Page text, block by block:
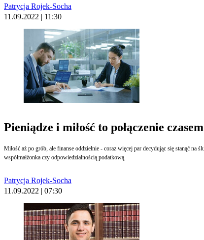
Patrycja Rojek-Socha
11.09.2022 | 11:30
Pieniądze i miłość to połączenie
Miłość aż po grób, ale finanse oddzielnie - coraz więcej par decydując się stanąć na
współmałżonka czy odpowiedzialnością podatkową.
Patrycja Rojek-Socha
11.09.2022 | 07:30